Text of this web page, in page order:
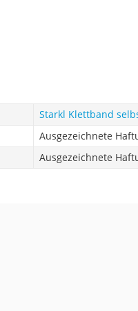
Starkl Klettband
Ausgezeichnete
Ausgezeichnete